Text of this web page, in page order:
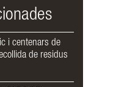
i centenars de
de residus